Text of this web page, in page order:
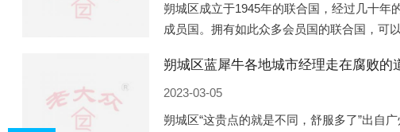
朔城区成立于1945年的联合国，经过几十年
成员国。拥有如此众多会员国的联合国，可
以美国为首的西方国家
朔城区蓝犀牛各地城市经理走在腐败的
2023-03-05
朔城区“这贵点的就是不同，舒服多了”出自